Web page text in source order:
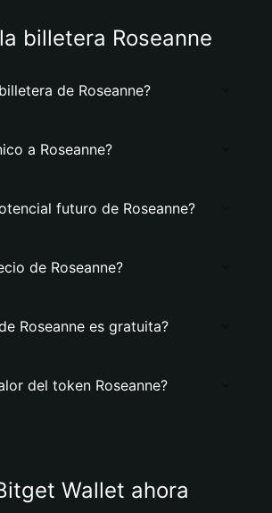
billetera Roseanne
de Roseanne?
a Roseanne?
futuro de Roseanne?
de Roseanne?
Roseanne es gratuita?
del token Roseanne?
Wallet ahora